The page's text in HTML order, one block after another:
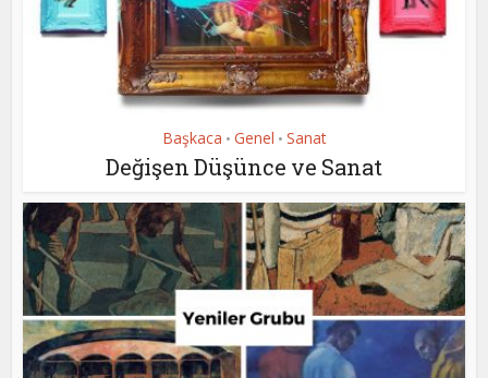
Başkaca • Genel • Sanat
Değişen Düşünce ve Sanat